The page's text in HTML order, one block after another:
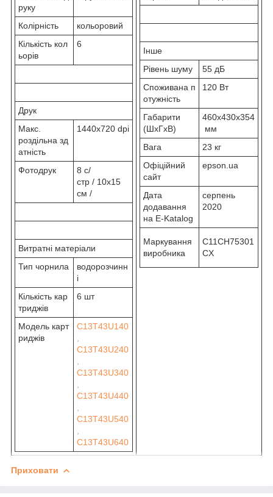
руку
Колірність
кольоровий
Кількість кол
ьорів
6
Друк
Макс.
роздільна зд
атність
1440x720 dpi
Фотодрук
8 с/
стр / 10x15
см /
Витратні матеріали
Тип чорнила
водорозчинн
і
Кількість кар
триджів
6 шт
Модель карт
риджів
C13T43U140
C13T43U240
C13T43U340
C13T43U440
C13T43U540
C13T43U640
Інше
Рівень шуму
55 дБ
Споживана п
отужність
120 Вт
Габарити
(ШхГхВ)
460x430x354
мм
Вага
23 кг
Офіційний
сайт
epson.ua
Дата
додавання
на E-Katalog
серпень
2020
Маркування
виробника
C11CH75301
CX
Приховати